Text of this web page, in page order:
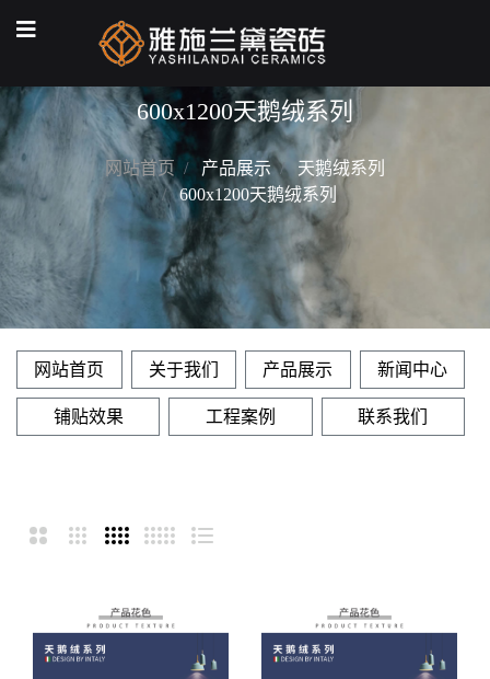
600x1200天鹅绒系列
网站首页 产品展示
天鹅绒系列
600x1200天鹅绒系列
网站首页 关于我们 产品展示 新闻中心
铺贴效果 工程案例 联系我们